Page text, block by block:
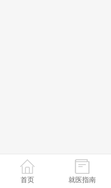
首页 就医指南